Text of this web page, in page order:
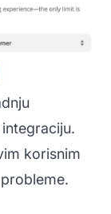
korisnim